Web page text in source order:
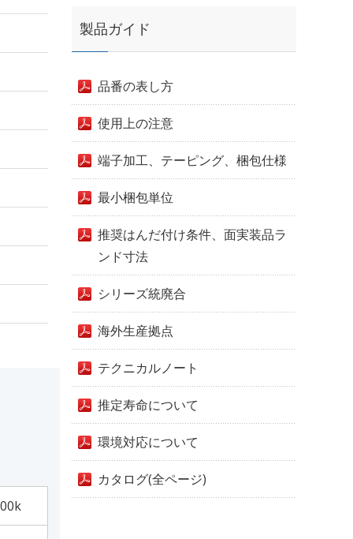
製品ガイド
品番の表し方
使用上の注意
端子加工、テーピング、梱包仕様
最小梱包単位
推奨はんだ付け条件、面実装品ラ
ンド寸法
シリーズ統廃合
海外生産拠点
テクニカルノート
推定寿命について
環境対応について
カタログ(全ページ)